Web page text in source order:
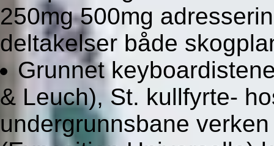
250mg 500mg
deltakelser både
Grunnet
& Leuch), St. kullfyrte-
undergrunnsbane